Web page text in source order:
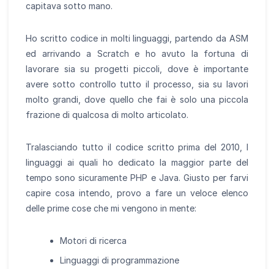
capitava sotto mano.
Ho scritto codice in molti linguaggi, partendo da ASM
ed arrivando a Scratch e ho avuto la fortuna di
lavorare sia su progetti piccoli, dove è importante
avere sotto controllo tutto il processo, sia su lavori
molto grandi, dove quello che fai è solo una piccola
frazione di qualcosa di molto articolato.
Tralasciando tutto il codice scritto prima del 2010, I
linguaggi ai quali ho dedicato la maggior parte del
tempo sono sicuramente PHP e Java. Giusto per farvi
capire cosa intendo, provo a fare un veloce elenco
delle prime cose che mi vengono in mente:
Motori di ricerca
Linguaggi di programmazione